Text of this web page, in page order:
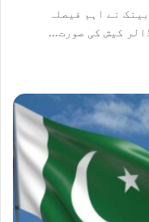
نے اہم فیصلہ
کیش کی صورت…